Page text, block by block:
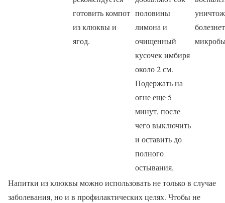
готовить компот
из клюквы и
ягод.
половины
лимона и
очищенный
кусочек имбиря
около 2 см.
Подержать на
огне еще 5
минут, после
чего выключить
и оставить до
полного
остывания.
Напитки из клюквы можно использовать не только в случае
заболевания, но и в профилактических целях. Чтобы не